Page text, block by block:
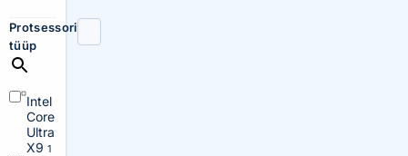
Protsessori
tüüp
Intel
Core
Ultra
X91